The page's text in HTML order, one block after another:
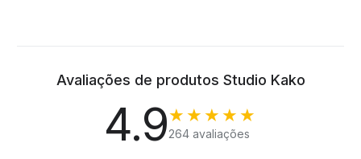
Avaliações de produtos Studio Kako
4.9★★★★★
264 avaliações